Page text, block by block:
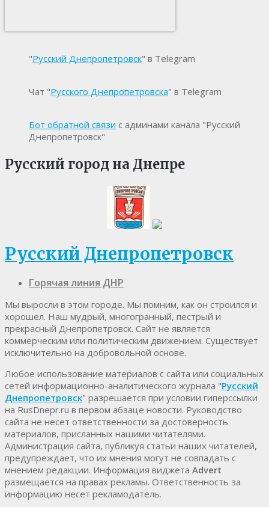
"Русский Днепропетровск" в Telegram
Чат "Русского Днепропетровска" в Telegram
Бот обратной связи с админами канала "Русский
Днепропетровск"
Русский город на Днепре
Русский Днепропетровск
Горячая линия ДНР
Мы выросли в этом городе. Мы помним, как он строился и
хорошел. Наш мудрый, многогранный, пестрый и
прекрасный Днепропетровск. Cайт не является
коммерческим или политическим движением. Существует
исключительно на добровольной основе.
Любое использование материалов c сайта или социальных
сетей информационно-аналитического журнала "Русский
Днепропетровск" разрешается при условии гиперссылки
на RusDnepr.ru в первом абзаце новости. Руководство
сайта не несет ответственности за достоверность
материалов, присланных нашими читателями.
Администрация сайта, публикуя статьи наших читателей,
предупреждает, что их мнения могут не совпадать с
мнением редакции. Информация виджета Advert
размещается на правах рекламы. Ответственность за
информацию несет рекламодатель.